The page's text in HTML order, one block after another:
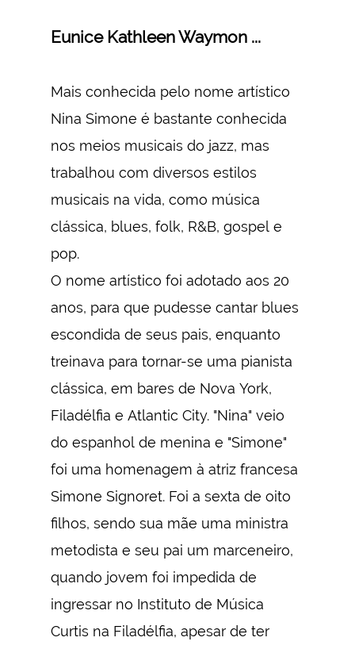
Eunice Kathleen Waymon ...
Mais conhecida pelo nome artístico
Nina Simone é bastante conhecida
nos meios musicais do jazz, mas
trabalhou com diversos estilos
musicais na vida, como música
clássica, blues, folk, R&B, gospel e
pop.
O nome artístico foi adotado aos 20
anos, para que pudesse cantar blues
escondida de seus pais, enquanto
treinava para tornar-se uma pianista
clássica, em bares de Nova York,
Filadélfia e Atlantic City. "Nina" veio
do espanhol de menina e "Simone"
foi uma homenagem à atriz francesa
Simone Signoret. Foi a sexta de oito
filhos, sendo sua mãe uma ministra
metodista e seu pai um marceneiro,
quando jovem foi impedida de
ingressar no Instituto de Música
Curtis na Filadélfia, apesar de ter